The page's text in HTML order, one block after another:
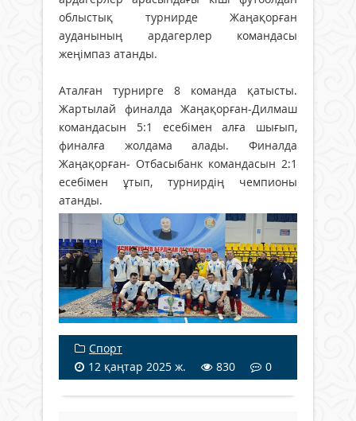
облыстық турнирде Жаңақорған
ауданының ардагерлер командасы
жеңімпаз атанды.
Аталған турнирге 8 команда қатысты.
Жартылай финалда Жаңақорған-Дилмаш
командасын 5:1 есебімен алға шығып,
финалға жолдама алады. Финалда
Жаңақорған- Отбасыбанк командасын 2:1
есебімен ұтып, турнирдің чемпионы
атанды.
Спорт
12 қаңтар 2025 ж.
830 0